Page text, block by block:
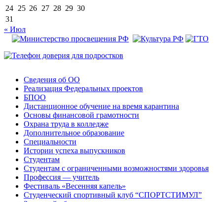
24 25 26 27 28 29 30
31
« Июл
Сведения об ОО
Реализация Федеральных проектов
БПОО
Дистанционное обучение на время карантина
Основы финансовой грамотности
Охрана труда в колледже
Дополнительное образование
Специальности
Истории успеха выпускников
Студентам
Студентам с ограниченными возможностями здоровья
Профессия — учитель
Фестиваль «Весенняя капель»
Студенческий спортивный клуб “СПОРТСТИМУЛ”